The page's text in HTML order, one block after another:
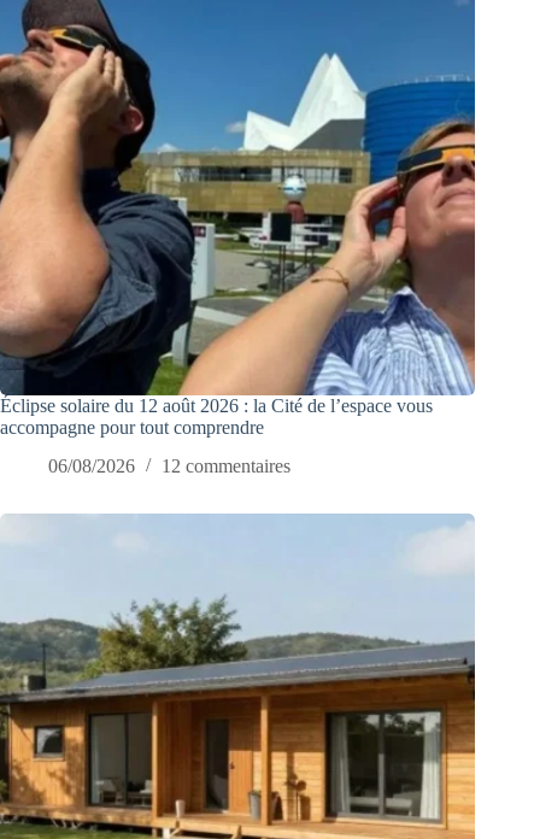
Éclipse solaire du 12 août 2026 : la Cité de l’espace vous
accompagne pour tout comprendre
06/08/2026
12 commentaires